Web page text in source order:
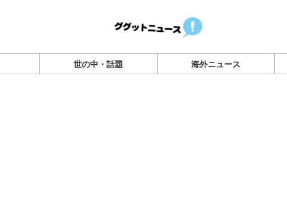
世の中・話題 海外ニュース